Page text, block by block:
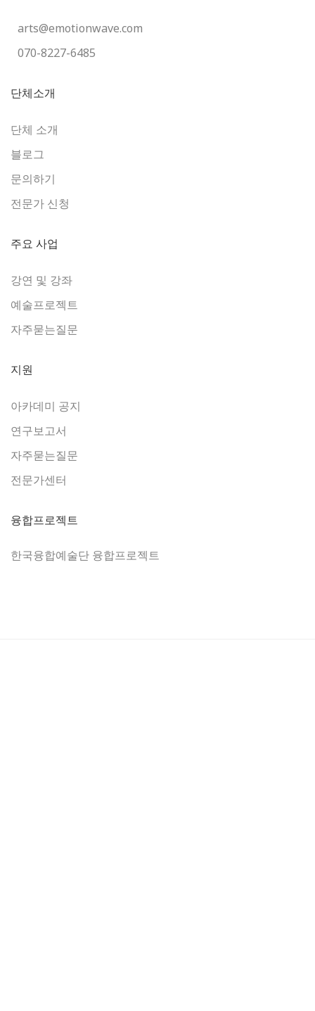
arts@emotionwave.com
070-8227-6485
단체소개
단체 소개
블로그
문의하기
전문가 신청
주요 사업
강연 및 강좌
예술프로젝트
자주묻는질문
지원
아카데미 공지
연구보고서
자주묻는질문
전문가센터
융합프로젝트
한국융합예술단 융합프로젝트